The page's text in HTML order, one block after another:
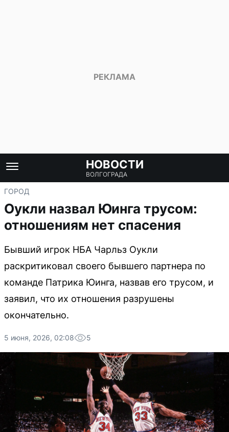
НОВОСТИ
ВОЛГОГРАДА
ГОРОД
Оукли назвал Юинга трусом:
отношениям нет спасения
Бывший игрок НБА Чарльз Оукли
раскритиковал своего бывшего партнера по
команде Патрика Юинга, назвав его трусом, и
заявил, что их отношения разрушены
окончательно.
5 июня, 2026, 02:08 5